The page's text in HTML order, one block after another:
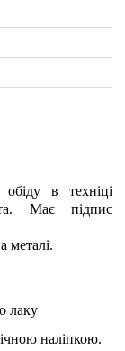
в техніці
Має підпис
металі.
лаку
наліпкою.